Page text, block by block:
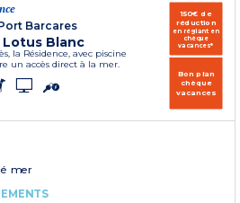
Barcares
Lotus Blanc
la Résidence, avec piscine
un accès direct à la mer.
150€ de
réduction
en réglant en
chèque
vacances*
Bon plan
chèque
vacances
mer